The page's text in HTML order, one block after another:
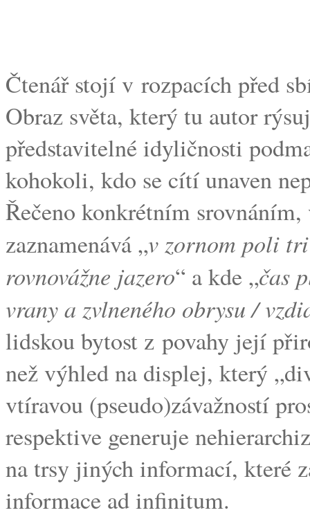
Čtenář stojí v rozpacích před
Obraz světa, který tu autor
představitelné idyličnosti
kohokoli, kdo se cítí unaven
Řečeno konkrétním
zaznamenává „v zornom poli
rovnovážne jazero“ a kde „čas
vrany a zvlneného obrysu /
lidskou bytost z povahy její
než výhled na displej, který
vtíravou (pseudo)závažností
respektive generuje
na trsy jiných informací, které
informace ad infinitum.